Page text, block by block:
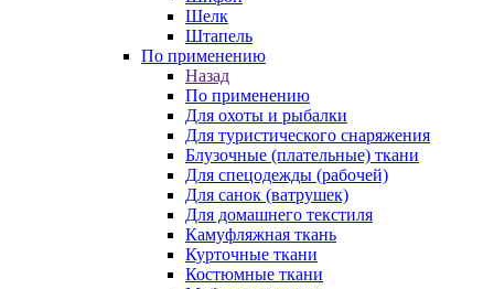
Шелк
Штапель
По применению
Назад
По применению
Для охоты и рыбалки
Для туристического снаряжения
Блузочные (плательные) ткани
Для спецодежды (рабочей)
Для санок (ватрушек)
Для домашнего текстиля
Камуфляжная ткань
Курточные ткани
Костюмные ткани